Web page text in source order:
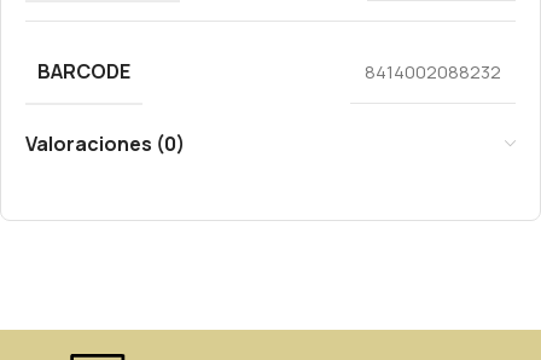
BARCODE 8414002088232
Valoraciones (0)